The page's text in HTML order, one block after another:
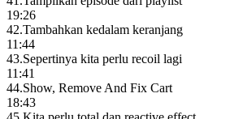
19:26
42.Tambahkan kedalam keranjang
11:44
43.Sepertinya kita perlu recoil lagi
11:41
44.Show, Remove And Fix Cart
18:43